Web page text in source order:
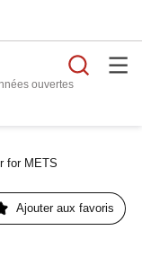
ouvertes
for METS
Ajouter aux favoris